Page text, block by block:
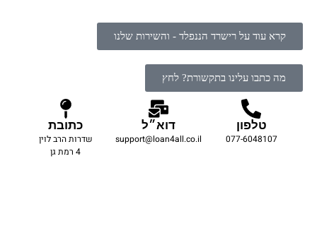
קרא עוד על רישרד הננפלד - והשירות שלנו
מה כתבו עלינו בתקשורת? לחץ
טלפון
077-6048107
דוא״ל
support@loan4all.co.il
כתובת
שדרות הרב לוין
4 רמת גן